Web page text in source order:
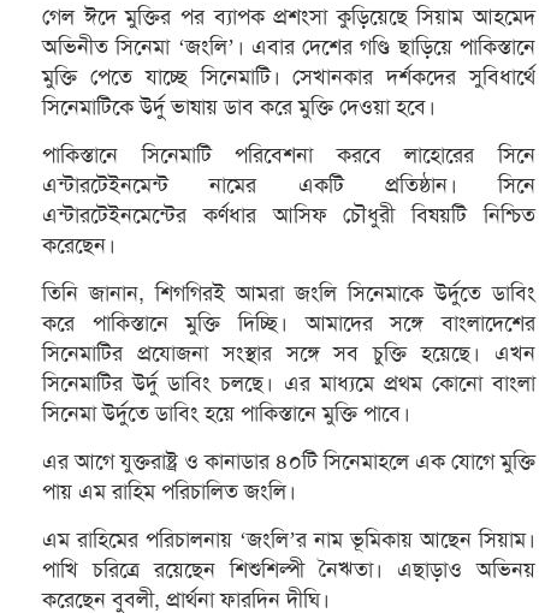
গেল ঈদে মুক্তির পর ব্যাপক প্রশংসা কুড়িয়েছে সিয়াম আহমেদ
অভিনীত সিনেমা ‘জংলি’। এবার দেশের গণ্ডি ছাড়িয়ে পাকিস্তানে
মুক্তি পেতে যাচ্ছে সিনেমাটি। সেখানকার দর্শকদের সুবিধার্থে
সিনেমাটিকে উর্দু ভাষায় ডাব করে মুক্তি দেওয়া হবে।
পাকিস্তানে সিনেমাটি পরিবেশনা করবে লাহোরের সিনে
এন্টারটেইনমেন্ট নামের একটি প্রতিষ্ঠান। সিনে
এন্টারটেইনমেন্টের কর্ণধার আসিফ চৌধুরী বিষয়টি নিশ্চিত
করেছেন।
তিনি জানান, শিগগিরই আমরা জংলি সিনেমাকে উর্দুতে ডাবিং
করে পাকিস্তানে মুক্তি দিচ্ছি। আমাদের সঙ্গে বাংলাদেশের
সিনেমাটির প্রযোজনা সংস্থার সঙ্গে সব চুক্তি হয়েছে। এখন
সিনেমাটির উর্দু ডাবিং চলছে। এর মাধ্যমে প্রথম কোনো বাংলা
সিনেমা উর্দুতে ডাবিং হয়ে পাকিস্তানে মুক্তি পাবে।
এর আগে যুক্তরাষ্ট্র ও কানাডার ৪০টি সিনেমাহলে এক যোগে মুক্তি
পায় এম রাহিম পরিচালিত জংলি।
এম রাহিমের পরিচালনায় ‘জংলি’র নাম ভূমিকায় আছেন সিয়াম।
পাখি চরিত্রে রয়েছেন শিশুশিল্পী নৈঋতা। এছাড়াও অভিনয়
করেছেন বুবলী, প্রার্থনা ফারদিন দীঘি।